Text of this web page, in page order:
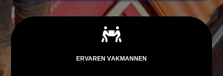

ERVAREN VAKMANNEN